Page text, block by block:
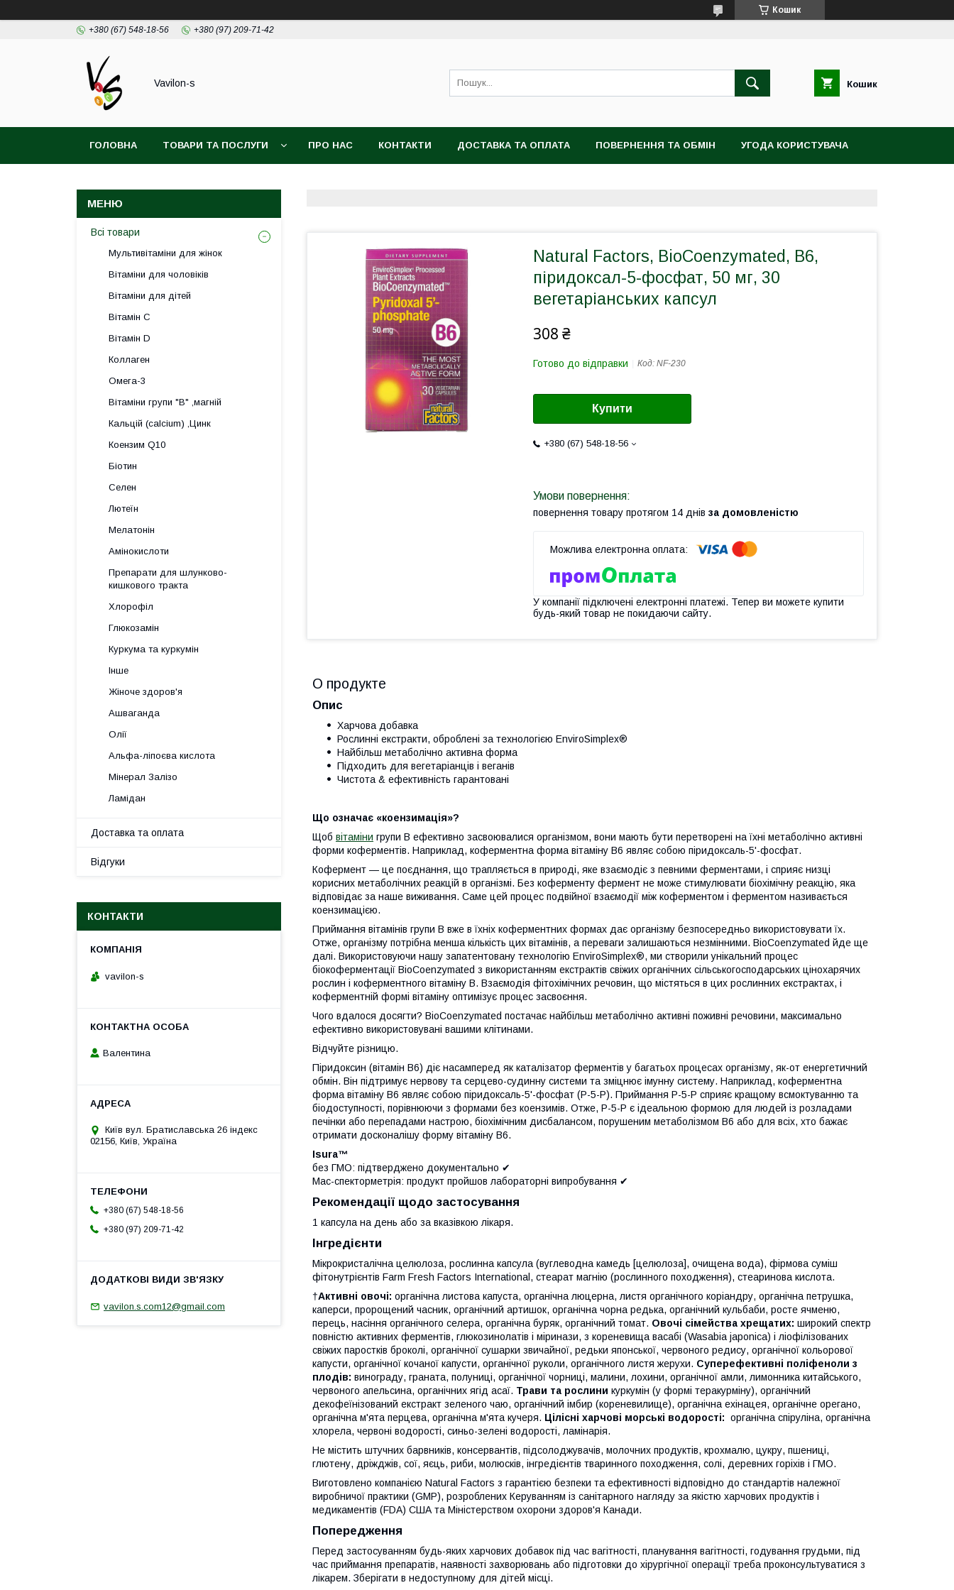
Кошик
+380 (67) 548-18-56 +380 (97) 209-71-42
Vavilon-s Кошик
ГОЛОВНА ТОВАРИ ТА ПОСЛУГИ ПРО НАС КОНТАКТИ ДОСТАВКА ТА ОПЛАТА ПОВЕРНЕННЯ ТА ОБМІН УГОДА КОРИСТУВАЧА
Natural Factors, BioCoenzymated, B6,
піридоксал-5-фосфат, 50 мг, 30
вегетаріанських капсул
308 ₴
Готово до відправки Код: NF-230
Купити
+380 (67) 548-18-56
повернення товару протягом 14 днів за домовленістю
У компанії підключені електронні платежі. Тепер ви можете купити
будь-який товар не покидаючи сайту.
О продукте
Опис
Харчова добавка
Рослинні екстракти, оброблені за технологією EnviroSimplex®
Найбільш метаболічно активна форма
Підходить для вегетаріанців і веганів
Чистота & ефективність гарантовані
Що означає «коензимація»?
Щоб вітаміни групи B ефективно засвоювалися організмом, вони мають бути перетворені на їхні метаболічно активні
форми коферментів. Наприклад, коферментна форма вітаміну B6 являє собою піридоксаль-5'-фосфат.
Кофермент — це поєднання, що трапляється в природі, яке взаємодіє з певними ферментами, і сприяє низці
корисних метаболічних реакцій в організмі. Без коферменту фермент не може стимулювати біохімічну реакцію, яка
відповідає за наше виживання. Саме цей процес подвійної взаємодії між коферментом і ферментом називається
коензимацією.
Приймання вітамінів групи B вже в їхніх коферментних формах дає організму безпосередньо використовувати їх.
Отже, організму потрібна менша кількість цих вітамінів, а переваги залишаються незмінними. BioCoenzymated йде ще
далі. Використовуючи нашу запатентовану технологію EnviroSimplex®, ми створили унікальний процес
біокоферментації BioCoenzymated з використанням екстрактів свіжих органічних сільськогосподарських цінохарячих
рослин і коферментного вітаміну B. Взаємодія фітохімічних речовин, що містяться в цих рослинних екстрактах, і
коферментній формі вітаміну оптимізує процес засвоєння.
Чого вдалося досягти? BioCoenzymated постачає найбільш метаболічно активні поживні речовини, максимально
ефективно використовувані вашими клітинами.
Відчуйте різницю.
Піридоксин (вітамін B6) діє насамперед як каталізатор ферментів у багатьох процесах організму, як-от енергетичний
обмін. Він підтримує нервову та серцево-судинну системи та зміцнює імунну систему. Наприклад, коферментна
форма вітаміну B6 являє собою піридоксаль-5'-фосфат (P-5-P). Приймання P-5-P сприяє кращому всмоктуванню та
біодоступності, порівнюючи з формами без коензимів. Отже, P-5-P є ідеальною формою для людей із розладами
печінки або перепадами настрою, біохімічним дисбалансом, порушеним метаболізмом B6 або для всіх, хто бажає
отримати досконалішу форму вітаміну B6.
Isura™
без ГМО: підтверджено документально ✔
Мас-спекторметрія: продукт пройшов лабораторні випробування ✔
Рекомендації щодо застосування
1 капсула на день або за вказівкою лікаря.
Інгредієнти
Мікрокристалічна целюлоза, рослинна капсула (вуглеводна камедь [целюлоза], очищена вода), фірмова суміш
фітонутрієнтів Farm Fresh Factors International, стеарат магнію (рослинного походження), стеаринова кислота.
†Активні овочі: органічна листова капуста, органічна люцерна, листя органічного коріандру, органічна петрушка,
каперси, пророщений часник, органічний артишок, органічна чорна редька, органічний кульбаби, росте ячменю,
перець, насіння органічного селера, органічна буряк, органічний томат. Овочі сімейства хрещатих: широкий спектр
повністю активних ферментів, глюкозинолатів і міринази, з кореневища васабі (Wasabia japonica) і ліофілізованих
свіжих паростків броколі, органічної сушарки звичайної, редьки японської, червоного редису, органічної кольорової
капусти, органічної кочаної капусти, органічної руколи, органічного листя жерухи. Суперефективні поліфеноли з
плодів: винограду, граната, полуниці, органічної чорниці, малини, лохини, органічної амли, лимонника китайського,
червоного апельсина, органічних ягід асаї. Трави та рослини куркумін (у формі теракурміну), органічний
декофеїнізований екстракт зеленого чаю, органічний імбир (кореневилище), органічна ехінацея, органічне орегано,
органічна м'ята перцева, органічна м'ята кучеря. Цілісні харчові морські водорості: органічна спіруліна, органічна
хлорела, червоні водорості, синьо-зелені водорості, ламінарія.
Не містить штучних барвників, консервантів, підсолоджувачів, молочних продуктів, крохмалю, цукру, пшениці,
глютену, дріжджів, сої, яєць, риби, молюсків, інгредієнтів тваринного походження, солі, деревних горіхів і ГМО.
Виготовлено компанією Natural Factors з гарантією безпеки та ефективності відповідно до стандартів належної
виробничої практики (GMP), розроблених Керуванням із санітарного нагляду за якістю харчових продуктів і
медикаментів (FDA) США та Міністерством охорони здоров'я Канади.
Попередження
Перед застосуванням будь-яких харчових добавок під час вагітності, планування вагітності, годування грудьми, під
час приймання препаратів, наявності захворювань або підготовки до хірургічної операції треба проконсультуватися з
лікарем. Зберігати в недоступному для дітей місці.
Всі товари
Мультивітаміни для жінок
Вітаміни для чоловіків
Вітаміни для дітей
Вітамін С
Вітамін D
Коллаген
Омега-3
Вітаміни групи "В" ,магній
Кальцій (calcium) ,Цинк
Коензим Q10
Біотин
Селен
Лютеїн
Мелатонін
Амінокислоти
Препарати для шлунково-
кишкового тракта
Хлорофіл
Глюкозамін
Куркума та куркумін
Інше
Жіноче здоров'я
Ашваганда
Олії
Альфа-ліпоєва кислота
Мінерал Залізо
Ламідан
Доставка та оплата
Відгуки
КОНТАКТИ
vavilon-s
Валентина
Київ вул. Братиславська 26 індекс
02156, Київ, Україна
+380 (67) 548-18-56
+380 (97) 209-71-42
vavilon.s.com12@gmail.com